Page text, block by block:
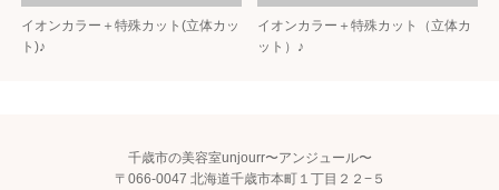
イオンカラー＋特殊カット(立体カッ
ト)♪
イオンカラー＋特殊カット（立体カ
ット）♪
千歳市の美容室unjourr〜アンジュール〜
〒066-0047 北海道千歳市本町１丁目２２−５